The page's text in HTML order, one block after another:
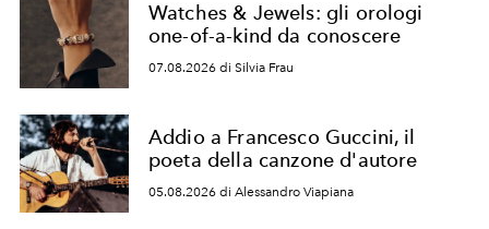
Watches & Jewels: gli orologi
one-of-a-kind da conoscere
07.08.2026 di Silvia Frau
Addio a Francesco Guccini, il
poeta della canzone d'autore
05.08.2026 di Alessandro Viapiana